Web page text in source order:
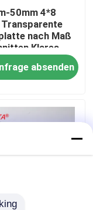
50mm 4*8
nach Maß
Klares
absenden